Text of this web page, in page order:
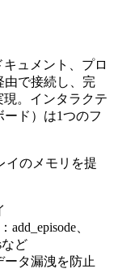
ュメント、プロ
由で接続し、完
。インタラクテ
ド）は1つのフ
イのメモリを提
、
など
ータ漏洩を防止